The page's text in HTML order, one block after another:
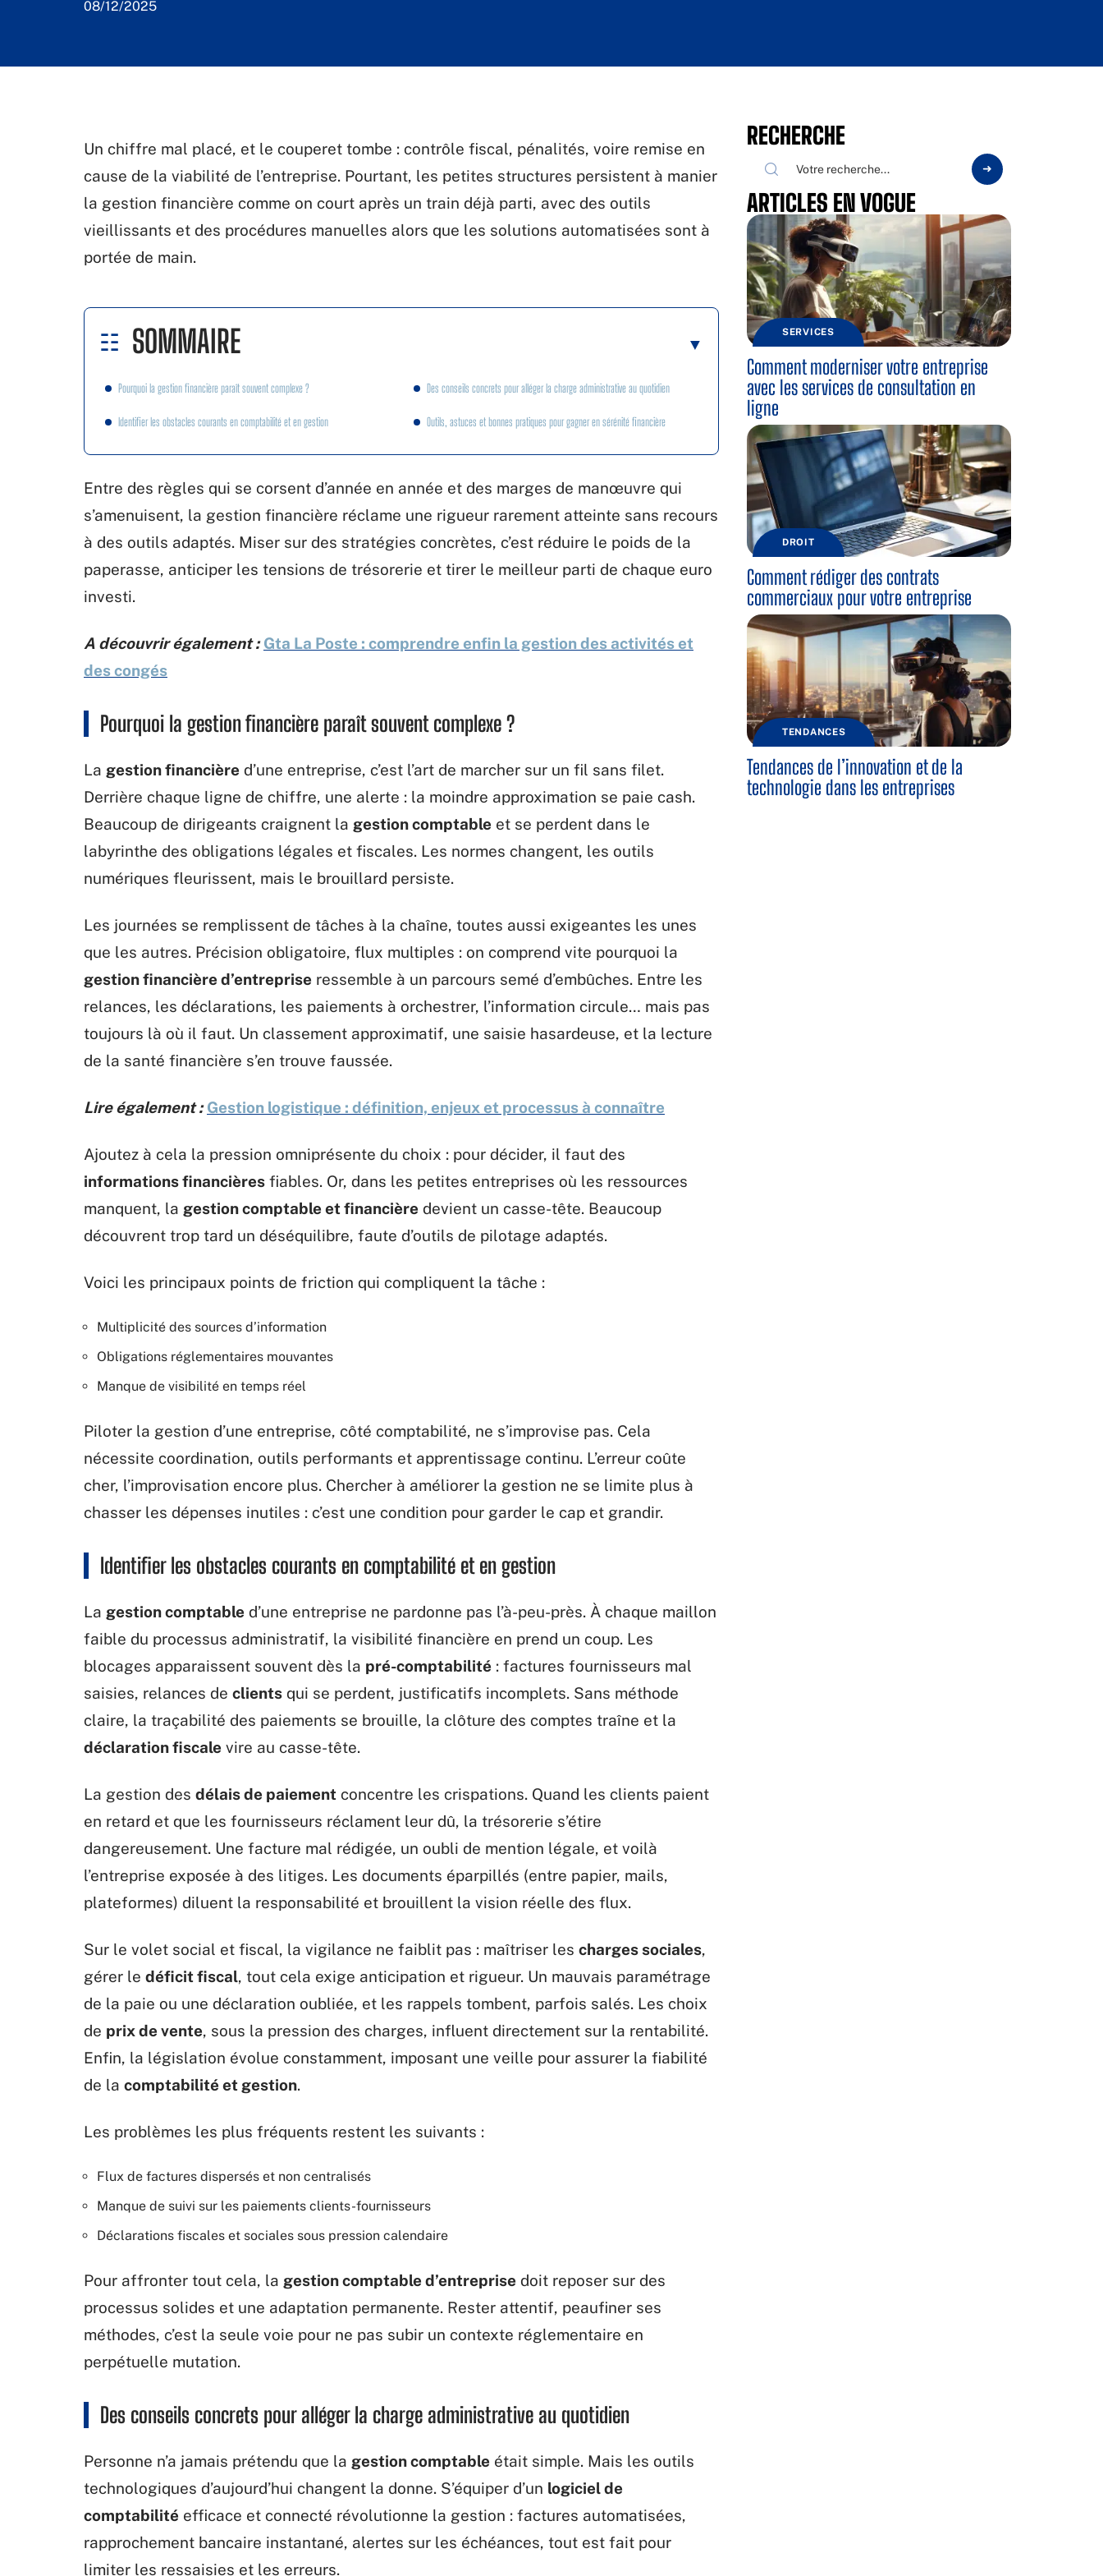
08/12/2025
Un chiffre mal placé, et le couperet tombe : contrôle fiscal, pénalités, voire remise en
cause de la viabilité de l’entreprise. Pourtant, les petites structures persistent à manier
la gestion financière comme on court après un train déjà parti, avec des outils
vieillissants et des procédures manuelles alors que les solutions automatisées sont à
portée de main.
SOMMAIRE
Pourquoi la gestion financière paraît souvent complexe ?
Identifier les obstacles courants en comptabilité et en gestion
Des conseils concrets pour alléger la charge administrative au quotidien
Outils, astuces et bonnes pratiques pour gagner en sérénité financière
Entre des règles qui se corsent d’année en année et des marges de manœuvre qui
s’amenuisent, la gestion financière réclame une rigueur rarement atteinte sans recours
à des outils adaptés. Miser sur des stratégies concrètes, c’est réduire le poids de la
paperasse, anticiper les tensions de trésorerie et tirer le meilleur parti de chaque euro
investi.
A découvrir également : Gta La Poste : comprendre enfin la gestion des activités et
des congés
Pourquoi la gestion financière paraît souvent complexe ?
La gestion financière d’une entreprise, c’est l’art de marcher sur un fil sans filet.
Derrière chaque ligne de chiffre, une alerte : la moindre approximation se paie cash.
Beaucoup de dirigeants craignent la gestion comptable et se perdent dans le
labyrinthe des obligations légales et fiscales. Les normes changent, les outils
numériques fleurissent, mais le brouillard persiste.
Les journées se remplissent de tâches à la chaîne, toutes aussi exigeantes les unes
que les autres. Précision obligatoire, flux multiples : on comprend vite pourquoi la
gestion financière d’entreprise ressemble à un parcours semé d’embûches. Entre les
relances, les déclarations, les paiements à orchestrer, l’information circule… mais pas
toujours là où il faut. Un classement approximatif, une saisie hasardeuse, et la lecture
de la santé financière s’en trouve faussée.
Lire également : Gestion logistique : définition, enjeux et processus à connaître
Ajoutez à cela la pression omniprésente du choix : pour décider, il faut des
informations financières fiables. Or, dans les petites entreprises où les ressources
manquent, la gestion comptable et financière devient un casse-tête. Beaucoup
découvrent trop tard un déséquilibre, faute d’outils de pilotage adaptés.
Voici les principaux points de friction qui compliquent la tâche :
Multiplicité des sources d’information
Obligations réglementaires mouvantes
Manque de visibilité en temps réel
Piloter la gestion d’une entreprise, côté comptabilité, ne s’improvise pas. Cela
nécessite coordination, outils performants et apprentissage continu. L’erreur coûte
cher, l’improvisation encore plus. Chercher à améliorer la gestion ne se limite plus à
chasser les dépenses inutiles : c’est une condition pour garder le cap et grandir.
Identifier les obstacles courants en comptabilité et en gestion
La gestion comptable d’une entreprise ne pardonne pas l’à-peu-près. À chaque maillon
faible du processus administratif, la visibilité financière en prend un coup. Les
blocages apparaissent souvent dès la pré-comptabilité : factures fournisseurs mal
saisies, relances de clients qui se perdent, justificatifs incomplets. Sans méthode
claire, la traçabilité des paiements se brouille, la clôture des comptes traîne et la
déclaration fiscale vire au casse-tête.
La gestion des délais de paiement concentre les crispations. Quand les clients paient
en retard et que les fournisseurs réclament leur dû, la trésorerie s’étire
dangereusement. Une facture mal rédigée, un oubli de mention légale, et voilà
l’entreprise exposée à des litiges. Les documents éparpillés (entre papier, mails,
plateformes) diluent la responsabilité et brouillent la vision réelle des flux.
Sur le volet social et fiscal, la vigilance ne faiblit pas : maîtriser les charges sociales,
gérer le déficit fiscal, tout cela exige anticipation et rigueur. Un mauvais paramétrage
de la paie ou une déclaration oubliée, et les rappels tombent, parfois salés. Les choix
de prix de vente, sous la pression des charges, influent directement sur la rentabilité.
Enfin, la législation évolue constamment, imposant une veille pour assurer la fiabilité
de la comptabilité et gestion.
Les problèmes les plus fréquents restent les suivants :
Flux de factures dispersés et non centralisés
Manque de suivi sur les paiements clients-fournisseurs
Déclarations fiscales et sociales sous pression calendaire
Pour affronter tout cela, la gestion comptable d’entreprise doit reposer sur des
processus solides et une adaptation permanente. Rester attentif, peaufiner ses
méthodes, c’est la seule voie pour ne pas subir un contexte réglementaire en
perpétuelle mutation.
Des conseils concrets pour alléger la charge administrative au quotidien
Personne n’a jamais prétendu que la gestion comptable était simple. Mais les outils
technologiques d’aujourd’hui changent la donne. S’équiper d’un logiciel de
comptabilité efficace et connecté révolutionne la gestion : factures automatisées,
rapprochement bancaire instantané, alertes sur les échéances, tout est fait pour
limiter les ressaisies et les erreurs.
RECHERCHE
ARTICLES EN VOGUE
SERVICES
Comment moderniser votre entreprise
avec les services de consultation en
ligne
DROIT
Comment rédiger des contrats
commerciaux pour votre entreprise
TENDANCES
Tendances de l’innovation et de la
technologie dans les entreprises